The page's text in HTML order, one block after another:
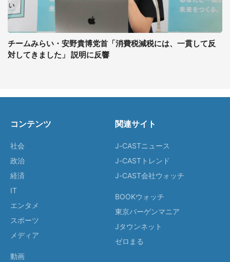
チームみらい・安野貴博党首「消費税減税には、一貫して反
対してきました」 説明に反響
コンテンツ
社会
政治
経済
IT
エンタメ
スポーツ
メディア
動画
関連サイト
J-CASTニュース
J-CASTトレンド
J-CAST会社ウォッチ
BOOKウォッチ
東京バーゲンマニア
Jタウンネット
ゼロまる